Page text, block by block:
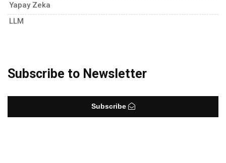
Yapay Zeka
LLM
Subscribe to Newsletter
Subscribe